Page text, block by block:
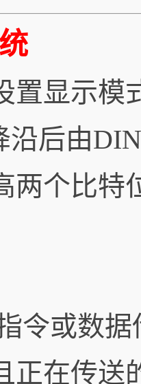
置显示模
沿后由
两个比特
或数据
正在传送